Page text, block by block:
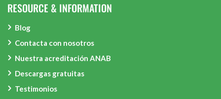
RESOURCE & INFORMATION
Blog
Contacta con nosotros
Nuestra acreditación ANAB
Descargas gratuitas
Testimonios